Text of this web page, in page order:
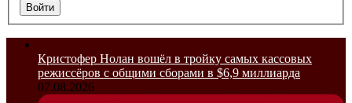
Войти
Кристофер Нолан вошёл в тройку самых кассовых
режиссёров с общими сборами в $6,9 миллиарда
07.08.2026